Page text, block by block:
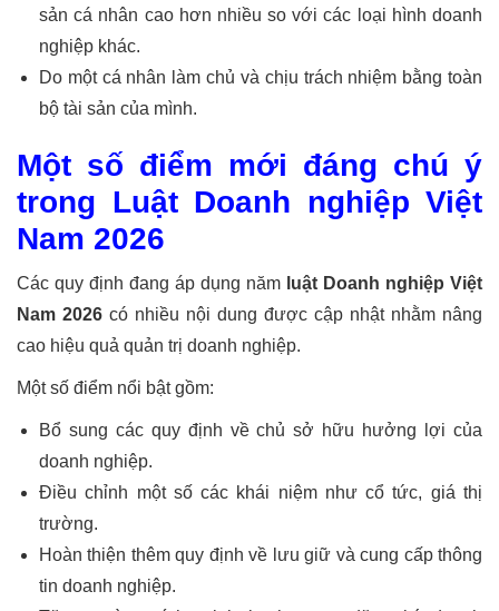
sản cá nhân cao hơn nhiều so với các loại hình doanh
nghiệp khác.
Do một cá nhân làm chủ và chịu trách nhiệm bằng toàn
bộ tài sản của mình.
Một số điểm mới đáng chú ý
trong Luật Doanh nghiệp Việt
Nam 2026
Các quy định đang áp dụng năm luật Doanh nghiệp Việt
Nam 2026 có nhiều nội dung được cập nhật nhằm nâng
cao hiệu quả quản trị doanh nghiệp.
Một số điểm nổi bật gồm:
Bổ sung các quy định về chủ sở hữu hưởng lợi của
doanh nghiệp.
Điều chỉnh một số các khái niệm như cổ tức, giá thị
trường.
Hoàn thiện thêm quy định về lưu giữ và cung cấp thông
tin doanh nghiệp.